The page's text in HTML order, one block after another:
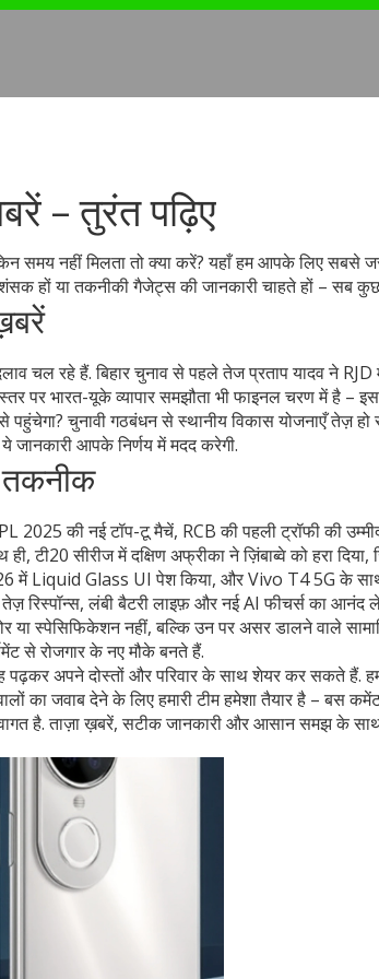
– तुरंत पढ़िए
समय नहीं मिलता तो क्या करें? यहाँ हम आपके लिए
हों या तकनीकी गैजेट्स की जानकारी चाहते हों – सब कुछ
चल रहे हैं. बिहार चुनाव से पहले तेज प्रताप यादव ने
पर भारत-यूके व्यापार समझौता भी फाइनल चरण में है –
चुनावी गठबंधन से स्थानीय विकास योजनाएँ तेज़
आपके निर्णय में मदद करेगी.
2025 की नई टॉप-टू मैचें, RCB की पहली ट्रॉफी की
टी20 सीरीज में दक्षिण अफ्रीका ने ज़िंबाब्वे को हरा
में Liquid Glass UI पेश किया, और Vivo T4 5G के साथ
रिस्पॉन्स, लंबी बैटरी लाइफ़ और नई AI फीचर्स का आनंद
स्पेसिफिकेशन नहीं, बल्कि उन पर असर डालने वाले
से रोजगार के नए मौके बनते हैं.
अपने दोस्तों और परिवार के साथ शेयर कर सकते हैं.
का जवाब देने के लिए हमारी टीम हमेशा तैयार है – बस
है. ताज़ा ख़बरें, सटीक जानकारी और आसान समझ के